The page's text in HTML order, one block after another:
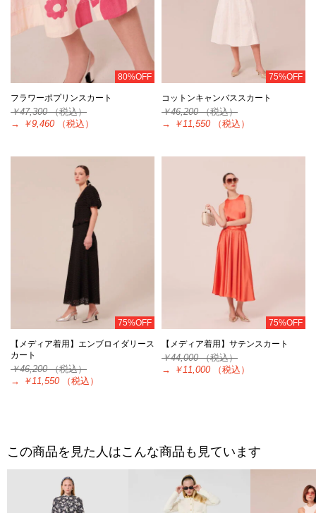
80%OFF
フラワーポプリンスカート
￥47,300（税込）
→
￥9,460 （税込）
75%OFF
コットンキャンバススカート
￥46,200（税込）
→
￥11,550 （税込）
75%OFF
【メディア着用】エンブロイダリース
カート
￥46,200（税込）
→
￥11,550 （税込）
75%OFF
【メディア着用】サテンスカート
￥44,000（税込）
→
￥11,000 （税込）
この商品を見た人はこんな商品も見ています